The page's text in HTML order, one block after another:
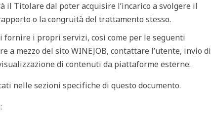
Titolare dal poter acquisire l’incarico a svolgere il
o la congruità del trattamento stesso.
i propri servizi, così come per le seguenti
mezzo del sito WINEJOB, contattare l’utente, invio di
di contenuti da piattaforme esterne.
nelle sezioni specifiche di questo documento.